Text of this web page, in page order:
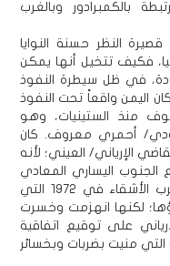
بالكمبرادور وبالغرب
النظر حسنة النوايا
فكيف تتخيل أنها يمكن
في ظل سيطرة النفوذ
اليمن واقعاً تحت النفوذ
منذ الستينيات، وهو
أحمري معروف. كان
الإرياني/ العيني؛ لأنه
الجنوب اليساري المعادي
للغرب والذي تعاديه السعودية بعد حرب الأشقاء في 1972 التي
لكنها انهزمت وخسرت
على توقيع اتفاقية
التي منيت بضربات وبخسائر